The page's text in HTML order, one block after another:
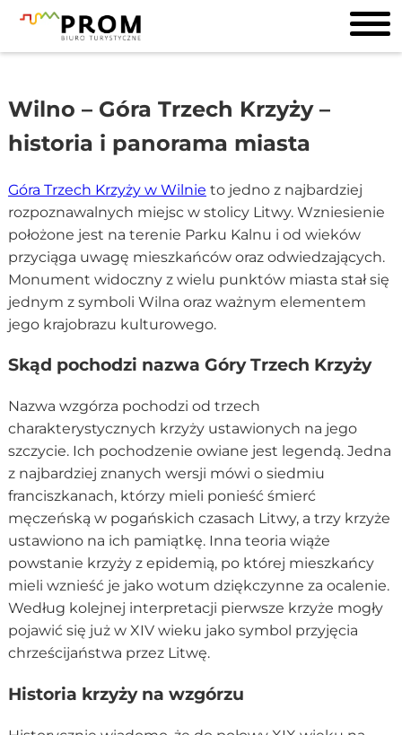
Wilno – Góra Trzech Krzyży –
historia i panorama miasta
Góra Trzech Krzyży w Wilnie to jedno z najbardziej
rozpoznawalnych miejsc w stolicy Litwy. Wzniesienie
położone jest na terenie Parku Kalnu i od wieków
przyciąga uwagę mieszkańców oraz odwiedzających.
Monument widoczny z wielu punktów miasta stał się
jednym z symboli Wilna oraz ważnym elementem
jego krajobrazu kulturowego.
Skąd pochodzi nazwa Góry Trzech Krzyży
Nazwa wzgórza pochodzi od trzech
charakterystycznych krzyży ustawionych na jego
szczycie. Ich pochodzenie owiane jest legendą. Jedna
z najbardziej znanych wersji mówi o siedmiu
franciszkanach, którzy mieli ponieść śmierć
męczeńską w pogańskich czasach Litwy, a trzy krzyże
ustawiono na ich pamiątkę. Inna teoria wiąże
powstanie krzyży z epidemią, po której mieszkańcy
mieli wznieść je jako wotum dziękczynne za ocalenie.
Według kolejnej interpretacji pierwsze krzyże mogły
pojawić się już w XIV wieku jako symbol przyjęcia
chrześcijaństwa przez Litwę.
Historia krzyży na wzgórzu